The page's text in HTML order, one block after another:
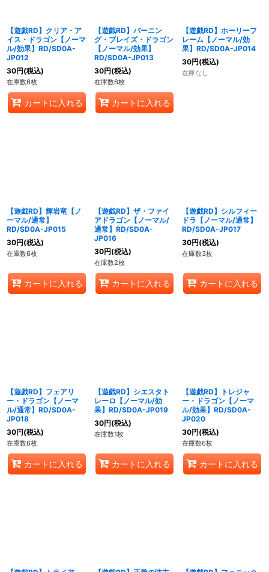
【遊戯RD】クリア・ア
イス・ドラゴン【ノーマ
ル/効果】RD/SD0A-
JP012
30円(税込)
在庫数6枚
カートに入れる
【遊戯RD】バーニン
グ・ブレイズ・ドラゴン
【ノーマル/効果】
RD/SD0A-JP013
30円(税込)
在庫数6枚
カートに入れる
【遊戯RD】ホーリーフ
レーム【ノーマル/効
果】RD/SD0A-JP014
30円(税込)
在庫なし
【遊戯RD】輝岩竜【ノ
ーマル/通常】
RD/SD0A-JP015
30円(税込)
在庫数6枚
カートに入れる
【遊戯RD】ザ・ファイ
アドラゴン【ノーマル/
通常】RD/SD0A-
JP016
30円(税込)
在庫数2枚
カートに入れる
【遊戯RD】シルフィー
ドラ【ノーマル/通常】
RD/SD0A-JP017
30円(税込)
在庫数3枚
カートに入れる
【遊戯RD】フェアリ
ー・ドラゴン【ノーマ
ル/通常】RD/SD0A-
JP018
30円(税込)
在庫数6枚
カートに入れる
【遊戯RD】シエスタト
レーロ【ノーマル/効
果】RD/SD0A-JP019
30円(税込)
在庫数1枚
カートに入れる
【遊戯RD】トレジャ
ー・ドラゴン【ノーマ
ル/効果】RD/SD0A-
JP020
30円(税込)
在庫数6枚
カートに入れる